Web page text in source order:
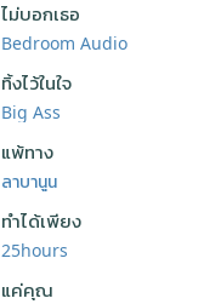
ไม่บอกเธอ
Bedroom Audio
ทิ้งไว้ในใจ
Big Ass
แพ้ทาง
ลาบานูน
ทำได้เพียง
25hours
แค่คุณ